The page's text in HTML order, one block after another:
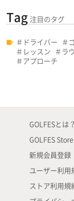
Tag 注目のタグ
ドライバー
レッスン
ラ
アプローチ
GOLFESとは？
GOLFES
新規会員登録
ユーザー利用
ストア利用規